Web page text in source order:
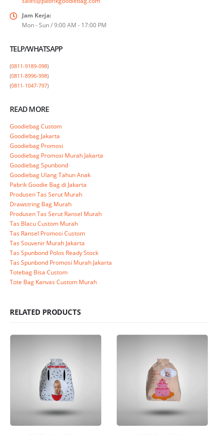
Jam Kerja:
Mon - Sun / 9:00 AM - 17:00 PM
TELP/WHATSAPP
(0811-9189-098)
(0811-8996-998)
(0811-1047-797)
READ MORE
Goodiebag Custom
Goodiebag Jakarta
Goodiebag Promosi
Goodiebag Promosi Murah Jakarta
Goodiebag Spunbond
Goodiebag Ulang Tahun Anak
Pabrik Goodie Bag di Jakarta
Produsen Tas Serut Murah
Drawstring Bag Murah
Produsen Tas Serut Ransel Murah
Tas Blacu Custom Murah
Tas Ransel Promosi Custom
Tas Souvenir Murah Jakarta
Tas Spunbond Polos Ready Stock
Tas Spunbond Promosi Murah Jakarta
Totebag Bisa Custom
Tote Bag Kanvas Custom Murah
RELATED PRODUCTS